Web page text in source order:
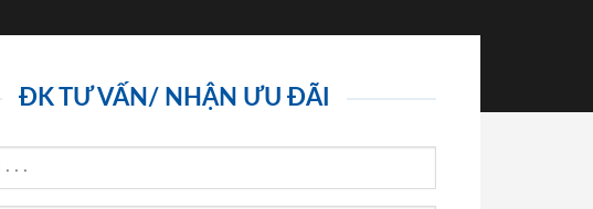
ĐK TƯ VẤN/ NHẬN ƯU ĐÃI